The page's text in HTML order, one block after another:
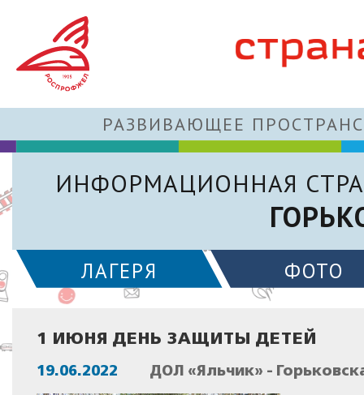
РАЗВИВАЮЩЕЕ
ИНФОРМАЦИОННАЯ
ЛАГЕРЯ ФОТО
1 ИЮНЯ ДЕНЬ ЗАЩИТЫ ДЕТЕЙ
19.06.2022 ДОЛ «Яльчик» -